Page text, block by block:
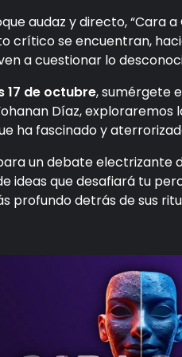
audaz y directo, “Cara
crítico se encuentran,
a cuestionar lo
17 de octubre, sumérgete
Díaz,
ha fascinado y
un debate electrizante
ideas que desafiará tu
profundo detrás de sus